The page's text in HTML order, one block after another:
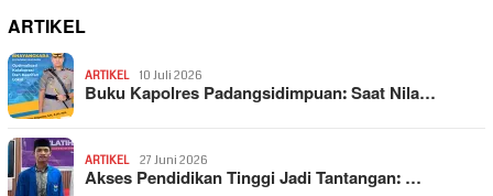
ARTIKEL
ARTIKEL 10 Juli 2026
Buku Kapolres Padangsidimpuan: Saat Nila…
ARTIKEL 27 Juni 2026
Akses Pendidikan Tinggi Jadi Tantangan: …